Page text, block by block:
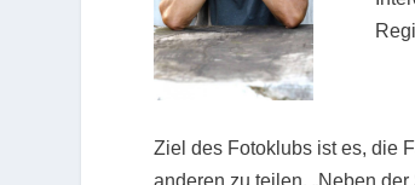
Ziel des Fotoklubs ist es, die
anderen zu teilen. „Neben